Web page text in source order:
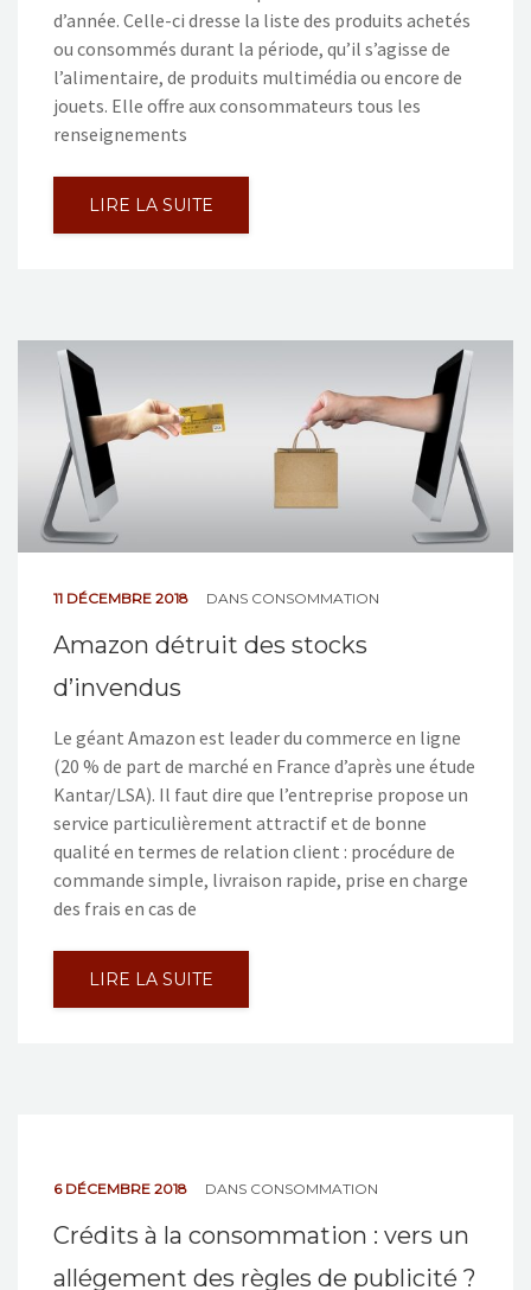
d’année. Celle-ci dresse la liste des produits achetés
ou consommés durant la période, qu’il s’agisse de
l’alimentaire, de produits multimédia ou encore de
jouets. Elle offre aux consommateurs tous les
renseignements
LIRE LA SUITE
11 DÉCEMBRE 2018 DANS CONSOMMATION
Amazon détruit des stocks
d’invendus
Le géant Amazon est leader du commerce en ligne
(20 % de part de marché en France d’après une étude
Kantar/LSA). Il faut dire que l’entreprise propose un
service particulièrement attractif et de bonne
qualité en termes de relation client : procédure de
commande simple, livraison rapide, prise en charge
des frais en cas de
LIRE LA SUITE
6 DÉCEMBRE 2018 DANS CONSOMMATION
Crédits à la consommation : vers un
allégement des règles de publicité ?